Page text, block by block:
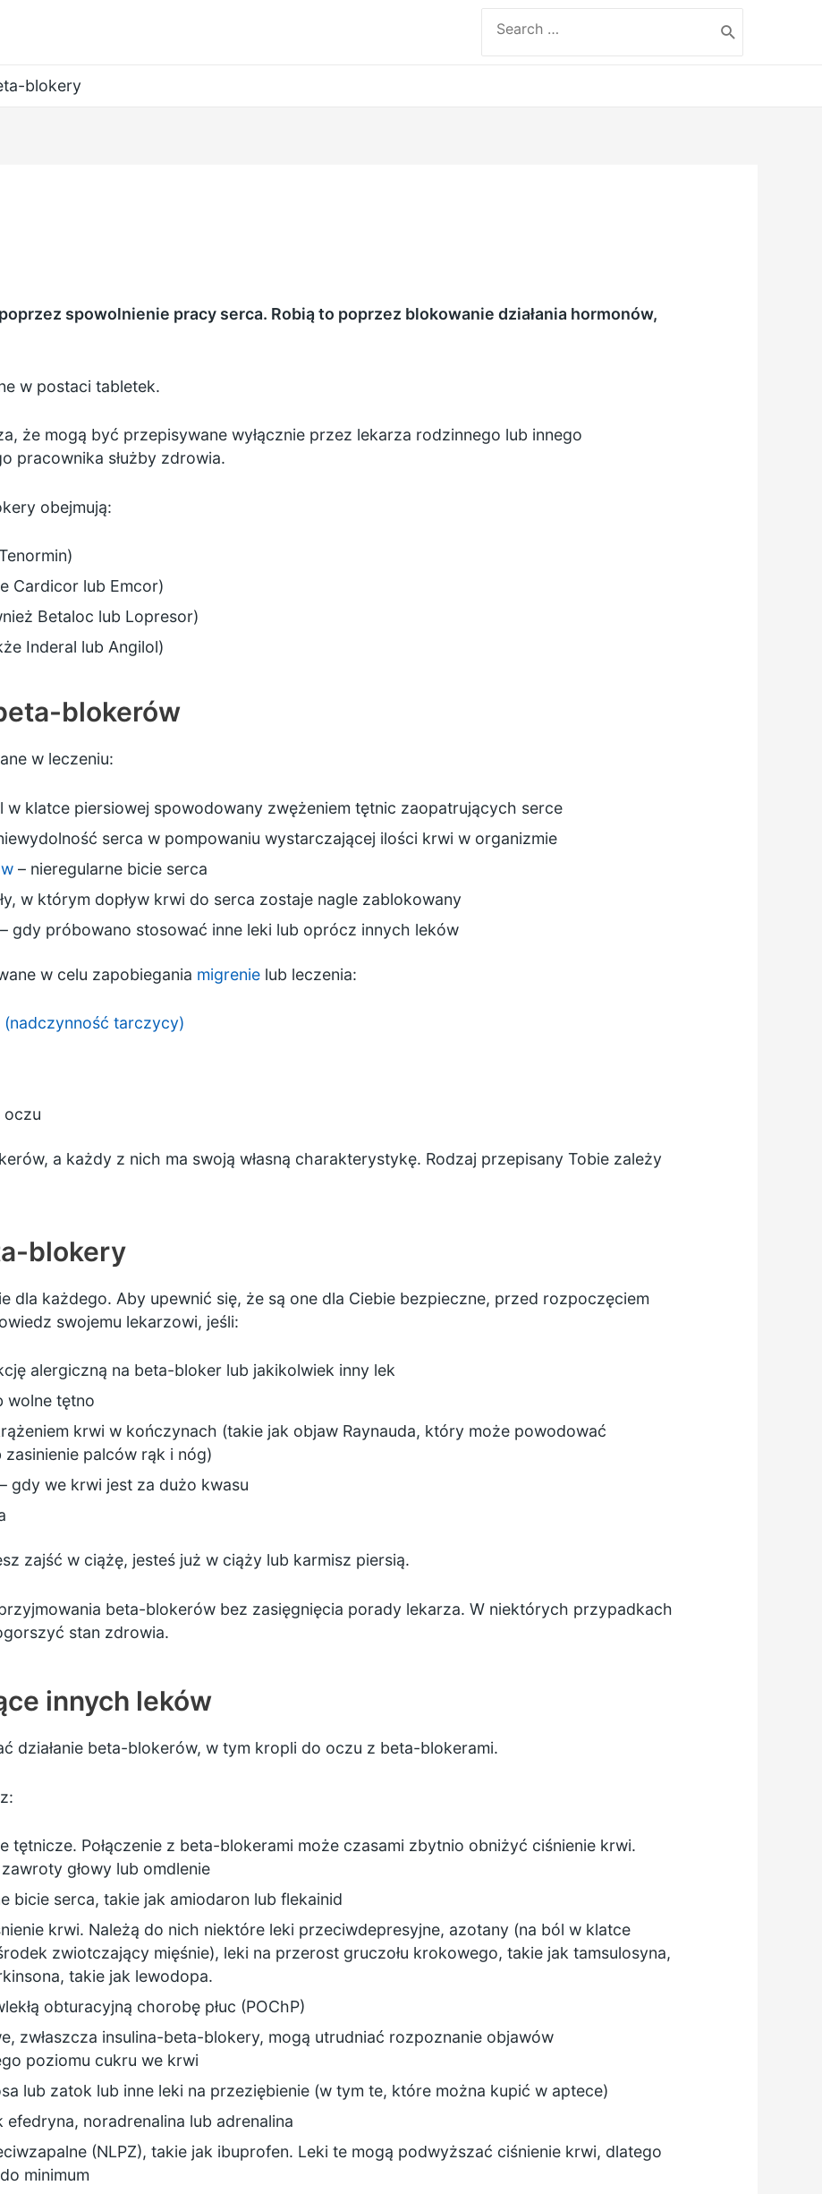
for:
blokery
spowolnienie pracy serca. Robią to poprzez blokowanie działania hormonów,
w postaci tabletek.
że mogą być przepisywane wyłącznie przez lekarza rodzinnego lub innego
pracownika służby zdrowia.
obejmują:
Cardicor lub Emcor)
Betaloc lub Lopresor)
Inderal lub Angilol)
blokerów
w leczeniu:
w klatce piersiowej spowodowany zwężeniem tętnic zaopatrujących serce
serca w pompowaniu wystarczającej ilości krwi w organizmie
– nieregularne bicie serca
w którym dopływ krwi do serca zostaje nagle zablokowany
– gdy próbowano stosować inne leki lub oprócz innych leków
w celu zapobiegania migrenielub leczenia:
tarczycy)
oczu
a każdy z nich ma swoją własną charakterystykę. Rodzaj przepisany Tobie zależy
blokery
dla każdego. Aby upewnić się, że są one dla Ciebie bezpieczne, przed rozpoczęciem
swojemu lekarzowi, jeśli:
alergiczną na beta-bloker lub jakikolwiek inny lek
wolne tętno
krwi w kończynach (takie jak objaw Raynauda, który może powodować
palców rąk i nóg)
gdy we krwi jest za dużo kwasu
zajść w ciążę, jesteś już w ciąży lub karmisz piersią.
beta-blokerów bez zasięgnięcia porady lekarza. W niektórych przypadkach
stan zdrowia.
innych leków
działanie beta-blokerów, w tym kropli do oczu z beta-blokerami.
tętnicze. Połączenie z beta-blokerami może czasami zbytnio obniżyć ciśnienie krwi.
głowy lub omdlenie
bicie serca, takie jak amiodaron lub flekainid
krwi. Należą do nich niektóre leki przeciwdepresyjne, azotany (na ból w klatce
zwiotczający mięśnie), leki na przerost gruczołu krokowego, takie jak tamsulosyna,
takie jak lewodopa.
obturacyjną chorobę płuc (POChP)
zwłaszcza insulina-beta-blokery, mogą utrudniać rozpoznanie objawów
poziomu cukru we krwi
lub zatok lub inne leki na przeziębienie (w tym te, które można kupić w aptece)
efedryna, noradrenalina lub adrenalina
(NLPZ), takie jak ibuprofen. Leki te mogą podwyższać ciśnienie krwi, dlatego
minimum